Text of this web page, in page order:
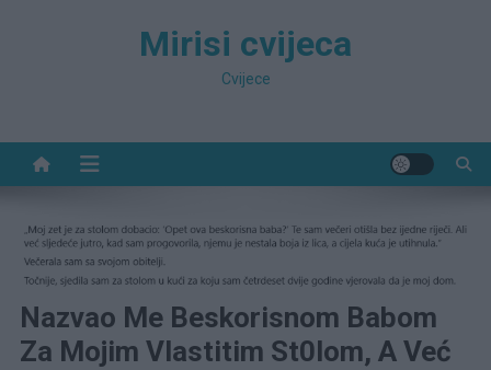
Mirisi cvijeca
Cvijece
Nazvao Me Beskorisnom Babom
Za Mojim Vlastitim St0lom, A Već